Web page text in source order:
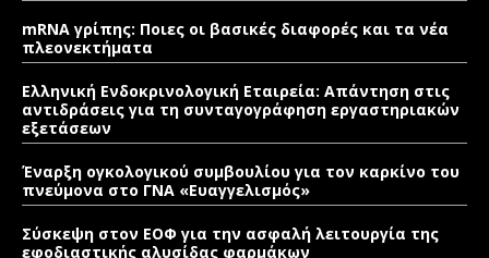
mRNA γρίπης: Ποιες οι βασικές διαφορές και τα νέα
πλεονεκτήματα
Ελληνική Ενδοκρινολογική Εταιρεία: Απάντηση στις
αντιδράσεις για τη συνταγογράφηση εργαστηριακών
εξετάσεων
Έναρξη ογκολογικού συμβουλίου για τον καρκίνο του
πνεύμονα στο ΓΝΑ «Ευαγγελισμός»
Σύσκεψη στον ΕΟΦ για την ασφαλή λειτουργία της
εφοδιαστικής αλυσίδας φαρμάκων